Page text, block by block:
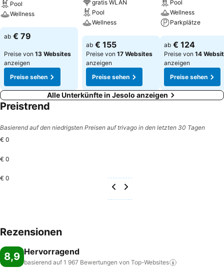
Pool
Wellness
Preise sehen
ab € 79
Preise von 13 Websites
anzeigen
Preise sehen
gratis WLAN
Pool
Wellness
Preise sehen
ab € 155
Preise von 17 Websites
anzeigen
Preise sehen
Pool
Wellness
Parkplätze
Preise sehen
ab € 124
Preise von 14
anzeigen
Preise sehen
Alle Unterkünfte in Jesolo anzeigen
Preistrend
Basierend auf den niedrigsten Preisen auf trivago in den letzten 30 Tagen
€ 0
€ 0
€ 0
Rezensionen
8,9 Hervorragend
basierend auf 1 967 Bewertungen von Top-Websites